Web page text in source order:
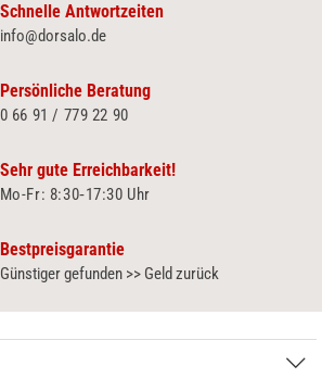
Schnelle Antwortzeiten
info@dorsalo.de
Persönliche Beratung
0 66 91 / 779 22 90
Sehr gute Erreichbarkeit!
Mo-Fr: 8:30‑17:30 Uhr
Bestpreisgarantie
Günstiger gefunden >> Geld zurück